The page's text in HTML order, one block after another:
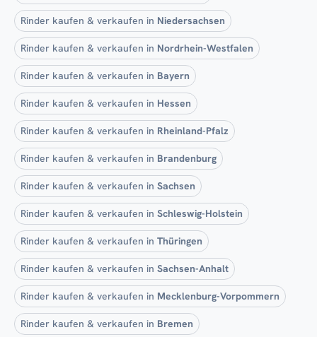
Rinder kaufen & verkaufen in Niedersachsen
Rinder kaufen & verkaufen in Nordrhein-Westfalen
Rinder kaufen & verkaufen in Bayern
Rinder kaufen & verkaufen in Hessen
Rinder kaufen & verkaufen in Rheinland-Pfalz
Rinder kaufen & verkaufen in Brandenburg
Rinder kaufen & verkaufen in Sachsen
Rinder kaufen & verkaufen in Schleswig-Holstein
Rinder kaufen & verkaufen in Thüringen
Rinder kaufen & verkaufen in Sachsen-Anhalt
Rinder kaufen & verkaufen in Mecklenburg-Vorpommern
Rinder kaufen & verkaufen in Bremen